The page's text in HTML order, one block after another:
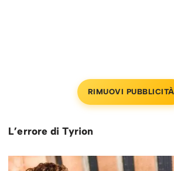
RIMUOVI PUBBLICITÀ
L’errore di Tyrion